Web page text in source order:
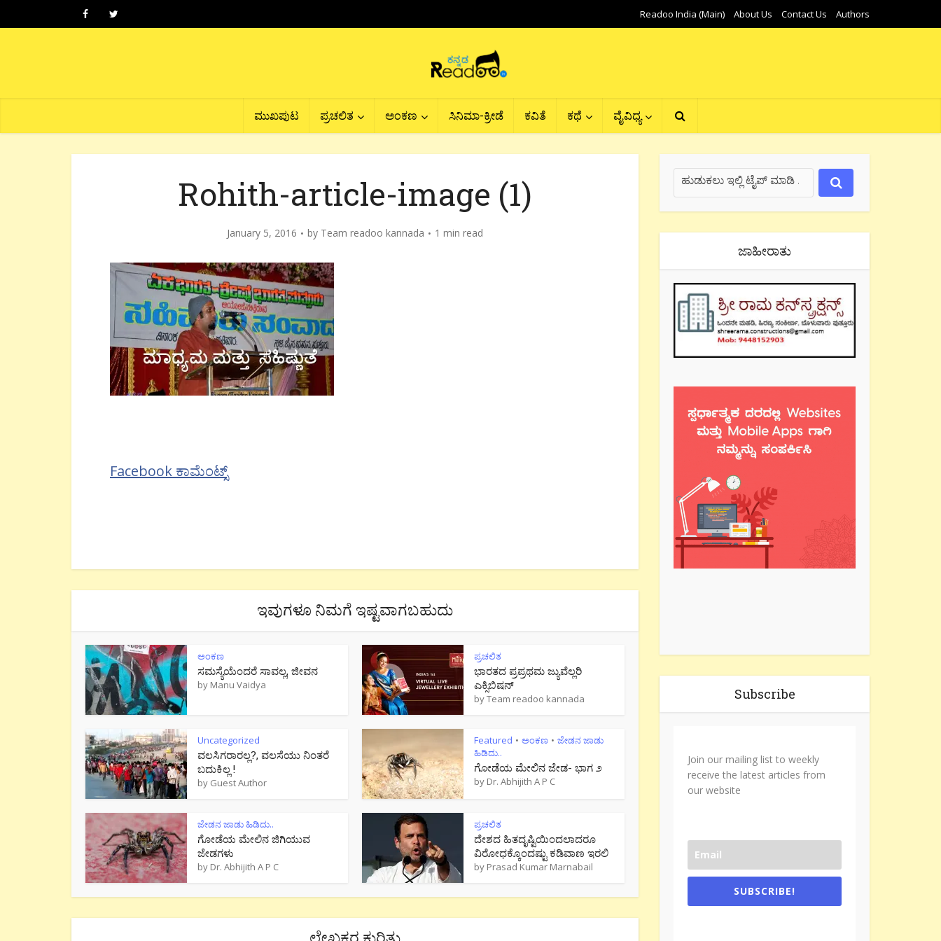
Readoo India (Main) About Us Contact Us Authors
ಮುಖಪುಟ ಪ್ರಚಲಿತ ಅಂಕಣ ಸಿನಿಮಾ-ಕ್ರೀಡೆ ಕವಿತೆ ಕಥೆ ವೈವಿಧ್ಯ
Rohith-article-image (1)
January 5, 2016 by Team readoo kannada 1 min read
Facebook ಕಾಮೆಂಟ್ಸ್
ಇವುಗಳೂ ನಿಮಗೆ ಇಷ್ಟವಾಗಬಹುದು
ಅಂಕಣ
ಸಮಸ್ಯೆಯೆಂದರೆ ಸಾವಲ್ಲ, ಜೀವನ
by Manu Vaidya
ಪ್ರಚಲಿತ
ಭಾರತದ ಪ್ರಪ್ರಥಮ ಜ್ಯುವೆಲ್ಲರಿ
ಎಕ್ಸಿಬಿಷನ್
byTeam readoo kannada
Uncategorized
ವಲಸಿಗರಾರಲ್ಲ?, ವಲಸೆಯು ನಿಂತರೆ
ಬದುಕಿಲ್ಲ !
by Guest Author
Featured • ಅಂಕಣ • ಜೇಡನ ಜಾಡು
ಹಿಡಿದು..
ಗೋಡೆಯ ಮೇಲಿನ ಜೇಡ- ಭಾಗ ೨
by Dr. Abhijith A P C
ಜೇಡನ ಜಾಡು ಹಿಡಿದು..
ಗೋಡೆಯ ಮೇಲಿನ ಜಿಗಿಯುವ
ಜೇಡಗಳು
by Dr. Abhijith A P C
ಪ್ರಚಲಿತ
ದೇಶದ ಹಿತದೃಷ್ಟಿಯಿಂದಲಾದರೂ
ವಿರೋಧಕ್ಕೊಂದಷ್ಟು ಕಡಿವಾಣ ಇರಲಿ
by Prasad Kumar Marnabail
ಜಾಹೀರಾತು
Subscribe
Join our mailing list to weekly
receive the latest articles from
our website
SUBSCRIBE!